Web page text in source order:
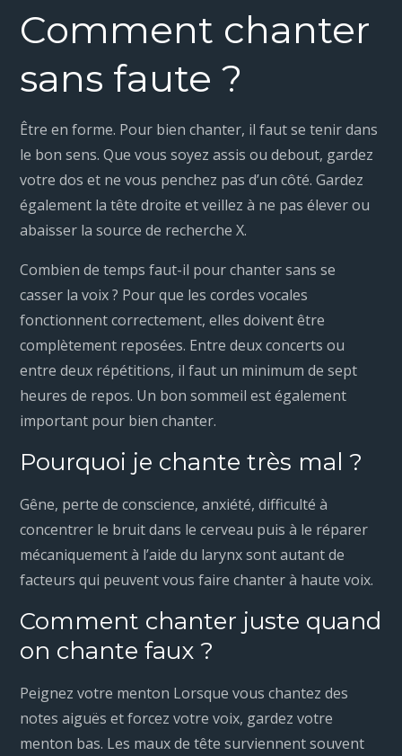
Comment chanter
sans faute ?
Être en forme. Pour bien chanter, il faut se tenir dans
le bon sens. Que vous soyez assis ou debout, gardez
votre dos et ne vous penchez pas d’un côté. Gardez
également la tête droite et veillez à ne pas élever ou
abaisser la source de recherche X.
Combien de temps faut-il pour chanter sans se
casser la voix ? Pour que les cordes vocales
fonctionnent correctement, elles doivent être
complètement reposées. Entre deux concerts ou
entre deux répétitions, il faut un minimum de sept
heures de repos. Un bon sommeil est également
important pour bien chanter.
Pourquoi je chante très mal ?
Gêne, perte de conscience, anxiété, difficulté à
concentrer le bruit dans le cerveau puis à le réparer
mécaniquement à l’aide du larynx sont autant de
facteurs qui peuvent vous faire chanter à haute voix.
Comment chanter juste quand
on chante faux ?
Peignez votre menton Lorsque vous chantez des
notes aiguës et forcez votre voix, gardez votre
menton bas. Les maux de tête surviennent souvent